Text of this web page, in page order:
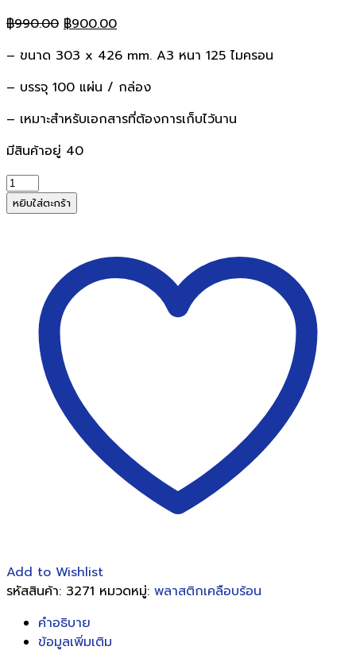
฿990.00 Original
was:
฿990.00.
฿900.00Current
is:
฿900.00.
– ขนาด 303 x 426 mm. A3 หนา 125 ไมครอน
– บรรจุ 100 แผ่น / กล่อง
– เหมาะสำหรับเอกสารที่ต้องการเก็บไว้นาน
มีสินค้าอยู่ 40
จำนวน
IMPERIAL
พลาสติก
ไมครอน
หยิบใส่ตะกร้า
Add to Wishlist
รหัสสินค้า: 3271 หมวดหมู่: พลาสติกเคลือบร้อน
คำอธิบาย
ข้อมูลเพิ่มเติม